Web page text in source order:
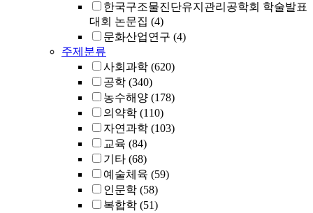
한국구조물진단유지관리공학회 학술발표
대회 논문집 (4)
문화산업연구 (4)
주제분류
사회과학 (620)
공학 (340)
농수해양 (178)
의약학 (110)
자연과학 (103)
교육 (84)
기타 (68)
예술체육 (59)
인문학 (58)
복합학 (51)